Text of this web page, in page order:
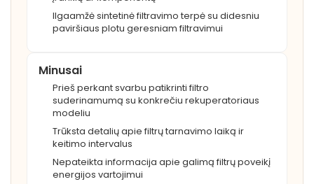
Ilgaamžė sintetinė filtravimo terpė su didesniu
paviršiaus plotu geresniam filtravimui
Minusai
Prieš perkant svarbu patikrinti filtro
suderinamumą su konkrečiu rekuperatoriaus
modeliu
Trūksta detalių apie filtrų tarnavimo laiką ir
keitimo intervalus
Nepateikta informacija apie galimą filtrų poveikį
energijos vartojimui